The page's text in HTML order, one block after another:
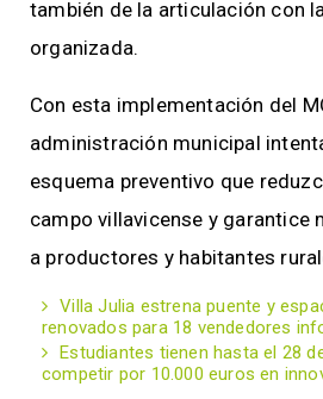
también de la articulación con
organizada.
Con esta implementación del
administración municipal
esquema preventivo que
campo villavicense y garantice
a productores y habitantes
Villa Julia estrena puente y
renovados para 18 vendedores
Estudiantes tienen hasta el 28
competir por 10.000 euros en